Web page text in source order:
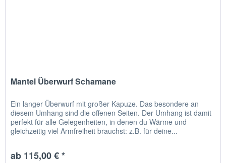
Mantel Überwurf Schamane
Ein langer Überwurf mit großer Kapuze. Das besondere an
diesem Umhang sind die offenen Seiten. Der Umhang ist damit
perfekt für alle Gelegenheiten, in denen du Wärme und
gleichzeitig viel Armfreiheit brauchst: z.B. für deine...
ab 115,00 € *